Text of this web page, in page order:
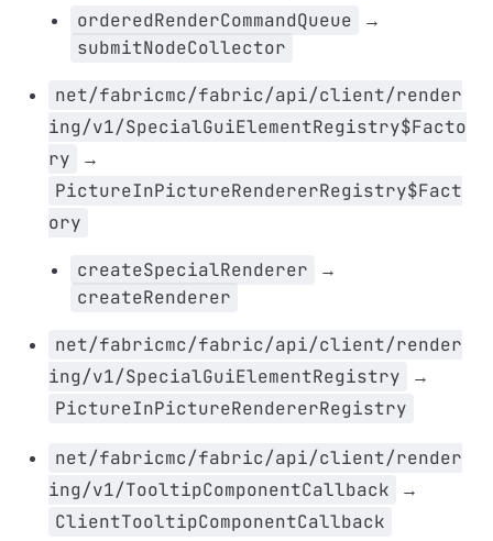
orderedRenderCommandQueue
→
submitNodeCollector
net/fabricmc/fabric/api/client/render
ing/v1/SpecialGuiElementRegistry$Facto
ry
→
PictureInPictureRendererRegistry$Fact
ory
createSpecialRenderer →
createRenderer
net/fabricmc/fabric/api/client/render
ing/v1/SpecialGuiElementRegistry
→
PictureInPictureRendererRegistry
net/fabricmc/fabric/api/client/render
ing/v1/TooltipComponentCallback
→
ClientTooltipComponentCallback